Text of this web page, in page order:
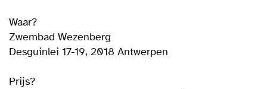
Waar?
Zwembad Wezenberg
Desguinlei 17-19, 2018 Antwerpen
Prijs?